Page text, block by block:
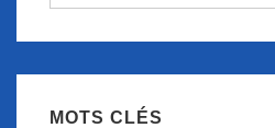
MOTS CLÉS